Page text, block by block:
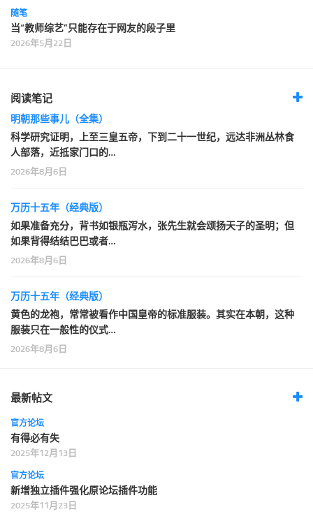
随笔
当“教师综艺”只能存在于网友的段子里
2026年5月22日
阅读笔记
明朝那些事儿（全集）
科学研究证明，上至三皇五帝，下到二十一世纪，远达非洲丛林食
人部落，近抵家门口的…
2026年8月6日
万历十五年（经典版）
如果准备充分，背书如银瓶泻水，张先生就会颂扬天子的圣明；但
如果背得结结巴巴或者…
2026年8月6日
万历十五年（经典版）
黄色的龙袍，常常被看作中国皇帝的标准服装。其实在本朝，这种
服装只在一般性的仪式…
2026年8月6日
最新帖文
官方论坛
有得必有失
2025年12月13日
官方论坛
新增独立插件强化原论坛插件功能
2025年11月23日